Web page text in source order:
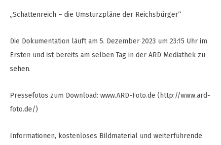
„Schattenreich – die Umsturzpläne der Reichsbürger“
Die Dokumentation läuft am 5. Dezember 2023 um 23:15 Uhr im
Ersten und ist bereits am selben Tag in der ARD Mediathek zu
sehen.
Pressefotos zum Download: www.ARD-Foto.de (http://www.ard-
foto.de/)
Informationen, kostenloses Bildmaterial und weiterführende